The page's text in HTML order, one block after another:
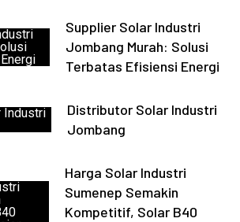
Supplier Solar Industri
Jombang Murah: Solusi
Terbatas Efisiensi Energi
Distributor Solar Industri
Jombang
Harga Solar Industri
Sumenep Semakin
Kompetitif, Solar B40